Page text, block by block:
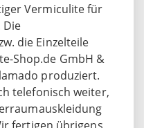
Vermiculite für
Die
die Einzelteile
Shop.de GmbH &
produziert.
telefonisch weiter,